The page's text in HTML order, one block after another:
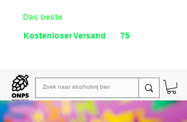
Das beste
Kostenloser Versand
75